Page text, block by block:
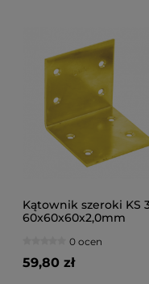
Kątownik szeroki KS
60x60x60x2,0mm
0 ocen
59,80 zł